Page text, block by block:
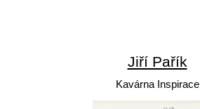
Jiří Pařík
Kavárna Inspirace